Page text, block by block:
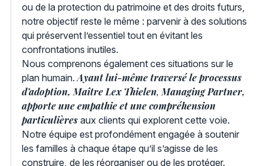
ou de la protection du patrimoine et des droits futurs,
notre objectif reste le même : parvenir à des solutions
qui préservent l’essentiel tout en évitant les
confrontations inutiles.
Nous comprenons également ces situations sur le
plan humain.Ayant lui-même traversé le processus
d’adoption, Maître Lex Thielen, Managing Partner,
apporte une empathie et une compréhension
particulières aux clients qui explorent cette voie.
Notre équipe est profondément engagée à soutenir
les familles à chaque étape qu’il s’agisse de les
construire, de les réorganiser ou de les protéger.